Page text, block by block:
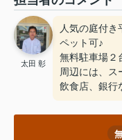
太田 彰
人気の庭付き
ペット可♪
無料駐車場２
周辺には、ス
飲食店、銀行